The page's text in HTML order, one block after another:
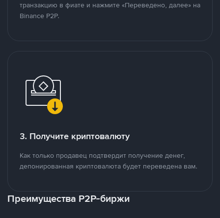
транзакцию в фиате и нажмите «Переведено, далее» на
Binance P2P.
3. Получите криптовалюту
Как только продавец подтвердит получение денег,
депонированная криптовалюта будет переведена вам.
Преимущества P2P-биржи